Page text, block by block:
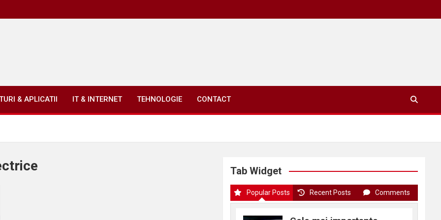
& APLICATII IT & INTERNET TEHNOLOGIE CONTACT
Tab Widget
Popular Posts Recent Posts Comments